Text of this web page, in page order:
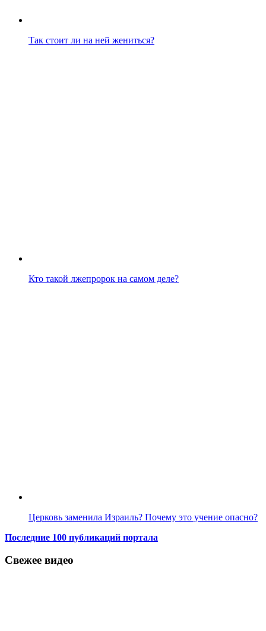
Так стоит ли на ней жениться?
Кто такой лжепророк на самом деле?
Церковь заменила Израиль? Почему это учение опасно?
Последние 100 публикаций портала
Свежее видео